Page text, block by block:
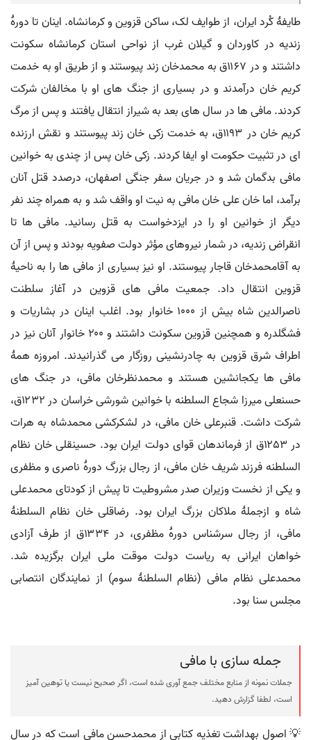
طایفۀ کُرد ایران، از طوایف لک، ساکن قزوین و کرمانشاه. اینان تا دورۀ
زندیه در کاوردان و گیلان غرب از نواحی استان کرمانشاه سکونت
داشتند و در ۱۱۶۷ق به محمدخان زند پیوستند و از طریق او به خدمت
کریم خان درآمدند و در بسیاری از جنگ های او با مخالفان شرکت
کردند. مافی ها در سال های بعد به شیراز انتقال یافتند و پس از مرگ
کریم خان در ۱۱۹۳ق، به خدمت زکی خان زند پیوستند و نقش ارزنده
ای در تثبیت حکومت او ایفا کردند. زکی خان پس از چندی به خوانین
مافی بدگمان شد و در جریان سفر جنگی اصفهان، درصدد قتل آنان
برآمد، اما خان علی خان مافی به نیت او واقف شد و به همراه چند نفر
دیگر از خوانین او را در ایزدخواست به قتل رسانید. مافی ها تا
انقراض زندیه، در شمار نیروهای مؤثر دولت صفویه بودند و پس از آن
به آقامحمدخان قاجار پیوستند. او نیز بسیاری از مافی ها را به ناحیۀ
قزوین انتقال داد. جمعیت مافی های قزوین در آغاز سلطنت
ناصرالدین شاه بیش از ۱۰۰۰ خانوار بود. اغلب اینان در بشاریات و
فشگلدره و همچنین قزوین سکونت داشتند و ۲۰۰ خانوار آنان نیز در
اطراف شرق قزوین به چادرنشینی روزگار می گذرانیدند. امروزه همۀ
مافی ها یکجانشین هستند و محمدنظرخان مافی، در جنگ های
حسنعلی میرزا شجاع السلطنه با خوانین شورشی خراسان در ۱۲۳۲ق،
شرکت داشت. قنبرعلی خان مافی، در لشکرکشی محمدشاه به هرات
در ۱۲۵۳ق از فرماندهان قوای دولت ایران بود. حسینقلی خان نظام
السلطنه فرزند شریف خان مافی، از رجال بزرگ دورۀ ناصری و مظفری
و یکی از نخست وزیران صدر مشروطیت تا پیش از کودتای محمدعلی
شاه و ازجملۀ ملاکان بزرگ ایران بود. رضاقلی خان نظام السلطنۀ
مافی، از رجال سرشناس دورۀ مظفری، در ۱۳۳۴ق از طرف آزادی
خواهان ایرانی به ریاست دولت موقت ملی ایران برگزیده شد.
محمدعلی نظام مافی (نظام السلطنۀ سوم) از نمایندگان انتصابی
مجلس سنا بود.
جمله سازی با مافی
جملات نمونه از منابع مختلف جمع آوری شده است، اگر صحیح نیست یا توهین آمیز
است، لطفا گزارش دهید.
💡 اصول بهداشت تغذیه کتابی از محمدحسن مافی است که در سال